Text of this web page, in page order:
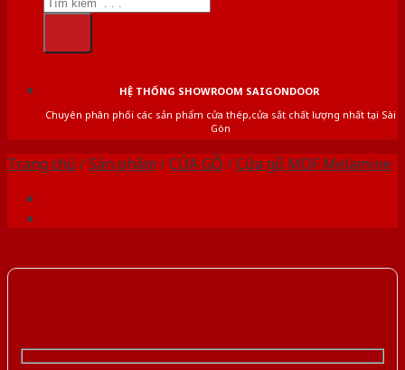
HỆ THỐNG SHOWROOM SAIGONDOOR
Chuyên phân phối các sản phẩm cửa thép,cửa sắt chất lượng nhất tại Sài
Gòn
Trang chủ /Sản phẩm /CỬA GỖ /Cửa gỗ MDF Melamine